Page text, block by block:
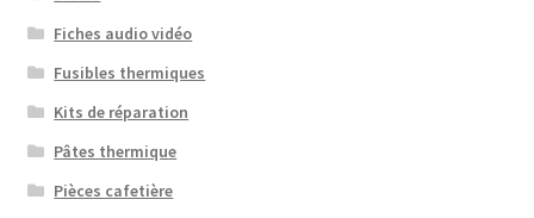
Fiches audio vidéo
Fusibles thermiques
Kits de réparation
Pâtes thermique
Pièces cafetière